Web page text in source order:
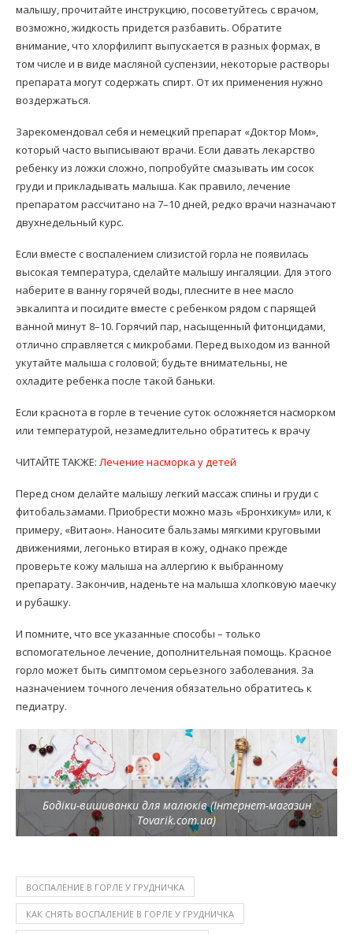
малышу, прочитайте инструкцию, посоветуйтесь с врачом,
возможно, жидкость придется разбавить. Обратите
внимание, что хлорфилипт выпускается в разных формах, в
том числе и в виде масляной суспензии, некоторые растворы
препарата могут содержать спирт. От их применения нужно
воздержаться.
Зарекомендовал себя и немецкий препарат «Доктор Мом»,
который часто выписывают врачи. Если давать лекарство
ребенку из ложки сложно, попробуйте смазывать им сосок
груди и прикладывать малыша. Как правило, лечение
препаратом рассчитано на 7–10 дней, редко врачи назначают
двухнедельный курс.
Если вместе с воспалением слизистой горла не появилась
высокая температура, сделайте малышу ингаляции. Для этого
наберите в ванну горячей воды, плесните в нее масло
эвкалипта и посидите вместе с ребенком рядом с парящей
ванной минут 8–10. Горячий пар, насыщенный фитонцидами,
отлично справляется с микробами. Перед выходом из ванной
укутайте малыша с головой; будьте внимательны, не
охладите ребенка после такой баньки.
Если краснота в горле в течение суток осложняется насморком
или температурой, незамедлительно обратитесь к врачу
ЧИТАЙТЕ ТАКЖЕ: Лечение насморка у детей
Перед сном делайте малышу легкий массаж спины и груди с
фитобальзамами. Приобрести можно мазь «Бронхикум» или, к
примеру, «Витаон». Наносите бальзамы мягкими круговыми
движениями, легонько втирая в кожу, однако прежде
проверьте кожу малыша на аллергию к выбранному
препарату. Закончив, наденьте на малыша хлопковую маечку
и рубашку.
И помните, что все указанные способы – только
вспомогательное лечение, дополнительная помощь. Красное
горло может быть симптомом серьезного заболевания. За
назначением точного лечения обязательно обратитесь к
педиатру.
Бодіки-вишиванки для малюків (Інтернет-магазин
Tovarik.com.ua)
ВОСПАЛЕНИЕ В ГОРЛЕ У ГРУДНИЧКА
КАК СНЯТЬ ВОСПАЛЕНИЕ В ГОРЛЕ У ГРУДНИЧКА